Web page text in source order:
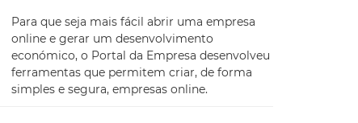
Para que seja mais fácil abrir uma empresa
online e gerar um desenvolvimento
económico, o Portal da Empresa desenvolveu
ferramentas que permitem criar, de forma
simples e segura, empresas online.